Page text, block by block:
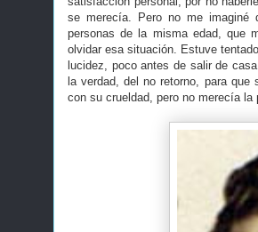
se merecía. Pero no me imaginé
personas de la misma edad, que
olvidar esa situación. Estuve
lucidez, poco antes de salir de
la verdad, del no retorno, para
con su crueldad, pero no merecía la